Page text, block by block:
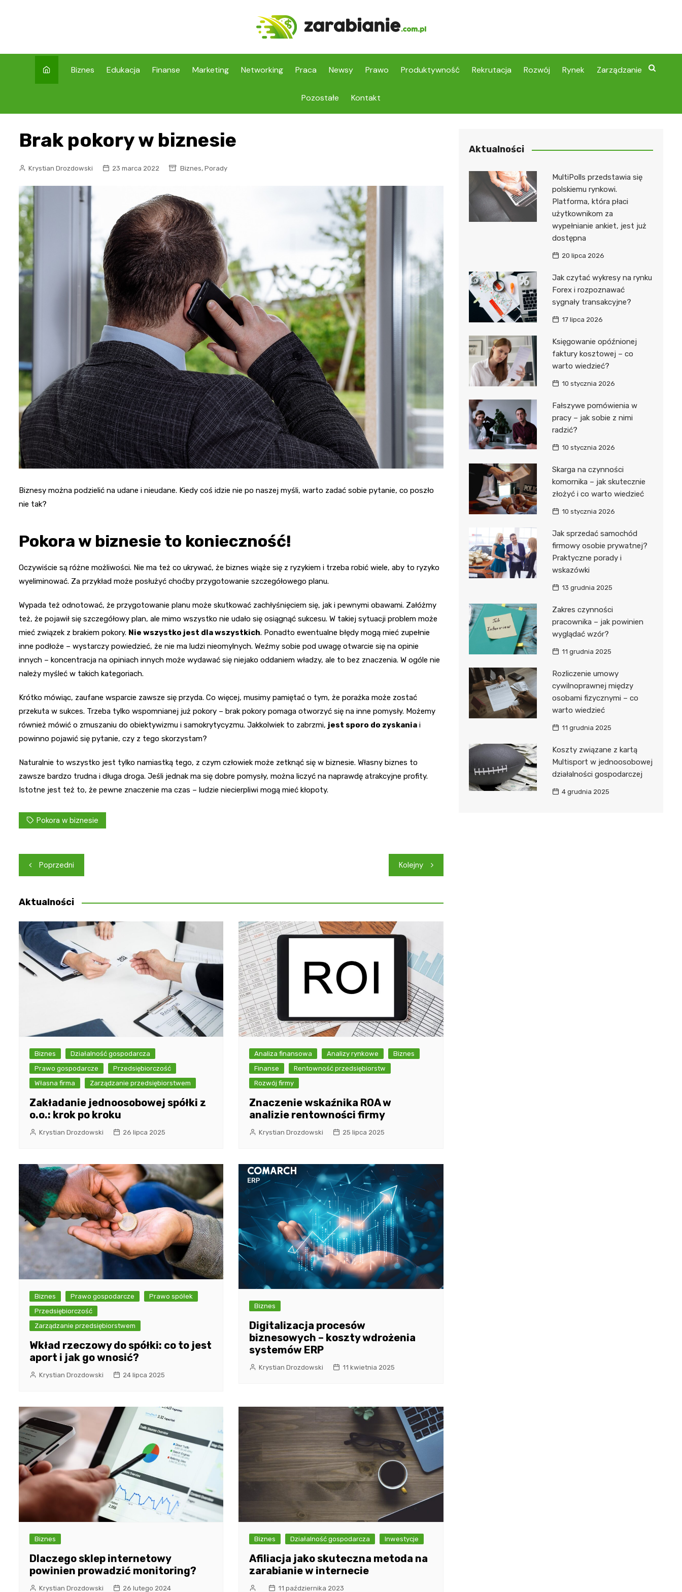
Biznes Edukacja Finanse Marketing Networking Praca Newsy Prawo Produktywność Rekrutacja Rozwój Rynek Zarządzanie
Pozostałe Kontakt
Brak pokory w biznesie
Krystian Drozdowski 23 marca 2022 Biznes, Porady
Biznesy można podzielić na udane i nieudane. Kiedy coś idzie nie po naszej myśli, warto zadać sobie pytanie, co poszło
nie tak?
Pokora w biznesie to konieczność!
Oczywiście są różne możliwości. Nie ma też co ukrywać, że biznes wiąże się z ryzykiem i trzeba robić wiele, aby to ryzyko
wyeliminować. Za przykład może posłużyć choćby przygotowanie szczegółowego planu.
Wypada też odnotować, że przygotowanie planu może skutkować zachłyśnięciem się, jak i pewnymi obawami. Załóżmy
też, że pojawił się szczegółowy plan, ale mimo wszystko nie udało się osiągnąć sukcesu. W takiej sytuacji problem może
mieć związek z brakiem pokory. Nie wszystko jest dla wszystkich. Ponadto ewentualne błędy mogą mieć zupełnie
inne podłoże – wystarczy powiedzieć, że nie ma ludzi nieomylnych. Weźmy sobie pod uwagę otwarcie się na opinie
innych – koncentracja na opiniach innych może wydawać się niejako oddaniem władzy, ale to bez znaczenia. W ogóle nie
należy myśleć w takich kategoriach.
Krótko mówiąc, zaufane wsparcie zawsze się przyda. Co więcej, musimy pamiętać o tym, że porażka może zostać
przekuta w sukces. Trzeba tylko wspomnianej już pokory – brak pokory pomaga otworzyć się na inne pomysły. Możemy
również mówić o zmuszaniu do obiektywizmu i samokrytycyzmu. Jakkolwiek to zabrzmi, jest sporo do zyskania i
powinno pojawić się pytanie, czy z tego skorzystam?
Naturalnie to wszystko jest tylko namiastką tego, z czym człowiek może zetknąć się w biznesie. Własny biznes to
zawsze bardzo trudna i długa droga. Jeśli jednak ma się dobre pomysły, można liczyć na naprawdę atrakcyjne profity.
Istotne jest też to, że pewne znaczenie ma czas – ludzie niecierpliwi mogą mieć kłopoty.
Pokora w biznesie
Nawigacja
wpisu
Poprzedni Kolejny
Aktualności
Biznes
Działalność gospodarcza
Prawo gospodarcze
Przedsiębiorczość
Własna firma
Zarządzanie przedsiębiorstwem
Zakładanie jednoosobowej spółki z
o.o.: krok po kroku
Krystian Drozdowski 26 lipca 2025
Analiza finansowa Analizy rynkowe
Biznes
Finanse
Rentowność przedsiębiorstw
Rozwój firmy
Znaczenie wskaźnika ROA w
analizie rentowności firmy
Krystian Drozdowski 25 lipca 2025
Biznes Prawo gospodarcze
Prawo spółek
Przedsiębiorczość
Zarządzanie przedsiębiorstwem
Wkład rzeczowy do spółki: co to jest
aport i jak go wnosić?
Krystian Drozdowski 24 lipca 2025
Biznes
Digitalizacja procesów
biznesowych – koszty wdrożenia
systemów ERP
Krystian Drozdowski 11 kwietnia 2025
Biznes
Dlaczego sklep internetowy
powinien prowadzić monitoring?
Krystian Drozdowski 26 lutego 2024
Biznes Działalność gospodarcza Inwestycje
Afiliacja jako skuteczna metoda na
zarabianie w internecie
11 października 2023
Aktualności
MultiPolls przedstawia się
polskiemu rynkowi.
Platforma, która płaci
użytkownikom za
wypełnianie ankiet, jest już
dostępna
20 lipca 2026
Jak czytać wykresy na rynku
Forex i rozpoznawać
sygnały transakcyjne?
17 lipca 2026
Księgowanie opóźnionej
faktury kosztowej – co
warto wiedzieć?
10 stycznia 2026
Fałszywe pomówienia w
pracy – jak sobie z nimi
radzić?
10 stycznia 2026
Skarga na czynności
komornika – jak skutecznie
złożyć i co warto wiedzieć
10 stycznia 2026
Jak sprzedać samochód
firmowy osobie prywatnej?
Praktyczne porady i
wskazówki
13 grudnia 2025
Zakres czynności
pracownika – jak powinien
wyglądać wzór?
11 grudnia 2025
Rozliczenie umowy
cywilnoprawnej między
osobami fizycznymi – co
warto wiedzieć
11 grudnia 2025
Koszty związane z kartą
Multisport w jednoosobowej
działalności gospodarczej
4 grudnia 2025